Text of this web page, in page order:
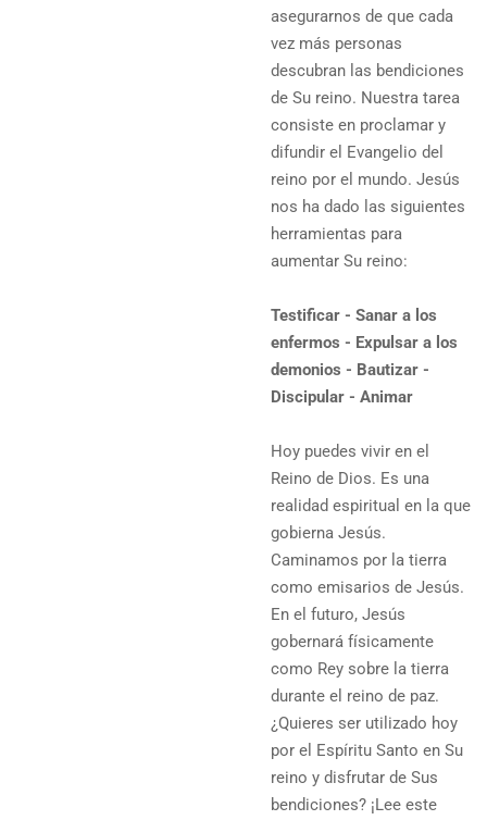
asegurarnos de que cada
vez más personas
descubran las bendiciones
de Su reino. Nuestra tarea
consiste en proclamar y
difundir el Evangelio del
reino por el mundo. Jesús
nos ha dado las siguientes
herramientas para
aumentar Su reino:
Testificar - Sanar a los
enfermos - Expulsar a los
demonios - Bautizar -
Discipular - Animar
Hoy puedes vivir en el
Reino de Dios. Es una
realidad espiritual en la que
gobierna Jesús.
Caminamos por la tierra
como emisarios de Jesús.
En el futuro, Jesús
gobernará físicamente
como Rey sobre la tierra
durante el reino de paz.
¿Quieres ser utilizado hoy
por el Espíritu Santo en Su
reino y disfrutar de Sus
bendiciones? ¡Lee este